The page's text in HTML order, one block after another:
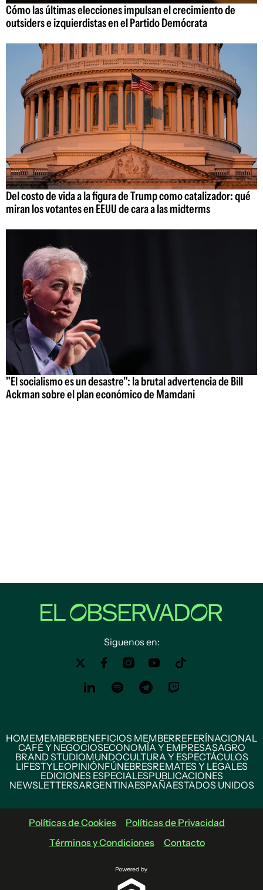
Cómo las últimas elecciones impulsan el crecimiento de
outsiders e izquierdistas en el Partido Demócrata
Del costo de vida a la figura de Trump como catalizador: qué
miran los votantes en EEUU de cara a las midterms
"El socialismo es un desastre": la brutal advertencia de Bill
Ackman sobre el plan económico de Mamdani
Siguenos en:
HOMEMEMBERBENEFICIOS MEMBERREFERÍNACIONAL
CAFÉ Y NEGOCIOSECONOMÍA Y EMPRESASAGRO
BRAND STUDIOMUNDOCULTURA Y ESPECTÁCULOS
LIFESTYLEOPINIÓNFÚNEBRESREMATES Y LEGALES
EDICIONES ESPECIALESPUBLICACIONES
NEWSLETTERSARGENTINAESPAÑAESTADOS UNIDOS
Políticas de Cookies
Políticas de Privacidad
Términos y Condiciones
Contacto